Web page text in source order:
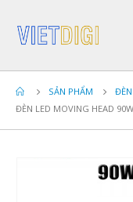
SẢN PHẨM
ĐÈN LED MOVING HEAD 90W